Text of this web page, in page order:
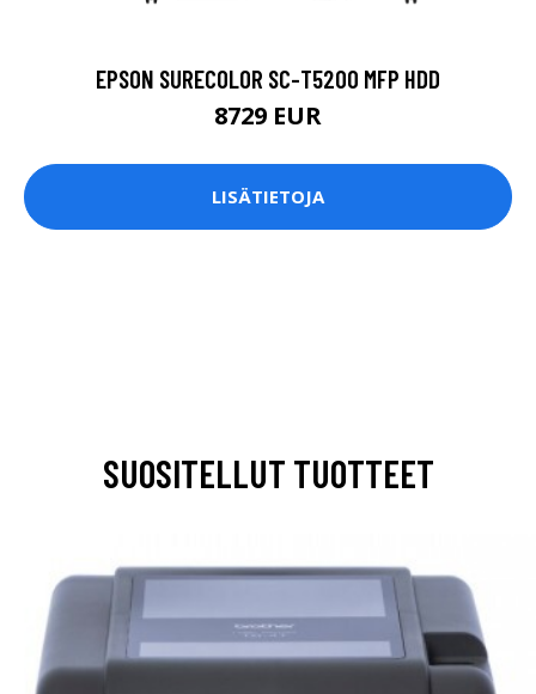
EPSON SURECOLOR SC-T5200 MFP HDD
8729 EUR
LISÄTIETOJA
SUOSITELLUT TUOTTEET